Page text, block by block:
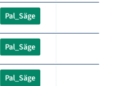
Pal_Säge
Pal_Säge
Pal_Säge